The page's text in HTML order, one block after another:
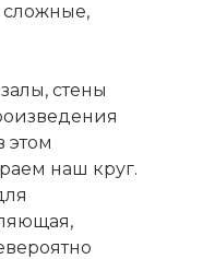
сложные,
стены
этом
наш круг.